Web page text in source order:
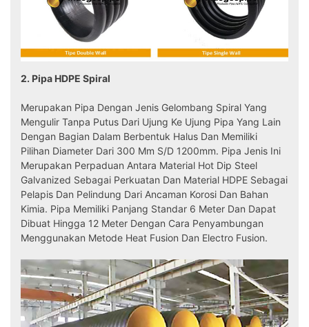
2. Pipa HDPE Spiral
Merupakan Pipa Dengan Jenis Gelombang Spiral Yang
Mengulir Tanpa Putus Dari Ujung Ke Ujung Pipa Yang Lain
Dengan Bagian Dalam Berbentuk Halus Dan Memiliki
Pilihan Diameter Dari 300 Mm S/d 1200mm. Pipa Jenis Ini
Merupakan Perpaduan Antara Material Hot Dip Steel
Galvanized Sebagai Perkuatan Dan Material HDPE Sebagai
Pelapis Dan Pelindung Dari Ancaman Korosi Dan Bahan
Kimia. Pipa Memiliki Panjang Standar 6 Meter Dan Dapat
Dibuat Hingga 12 Meter Dengan Cara Penyambungan
Menggunakan Metode Heat Fusion Dan Electro Fusion.